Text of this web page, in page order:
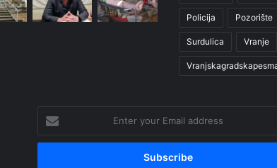
Policija Pozorište
Surdulica Vranje
your
Email